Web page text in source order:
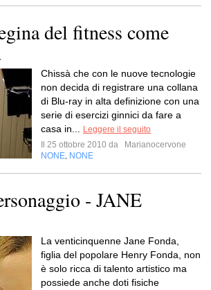
del fitness come
Chissà che con le nuove tecnologie
non decida di registrare una collana
di Blu-ray in alta definizione con una
serie di esercizi ginnici da fare a
casa in...
Leggere il seguito
Il 25 ottobre 2010 da
Marianocervone
NONE NONE
- JANE
La venticinquenne Jane Fonda,
figlia del popolare Henry Fonda, non
è solo ricca di talento artistico ma
possiede anche doti fisiche